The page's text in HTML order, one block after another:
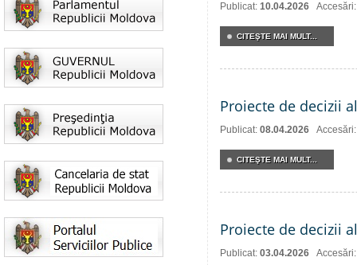
Publicat: 10.04.2026
CITEŞTE MAI MULT...
Proiecte de decizii
Publicat: 08.04.2026
CITEŞTE MAI MULT...
Proiecte de decizii
Publicat: 03.04.2026